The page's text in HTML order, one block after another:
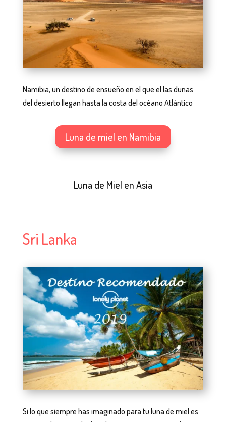
Namibia, un destino de ensueño en el que el las dunas
del desierto llegan hasta la costa del océano Atlántico
Luna de miel en Namibia
Luna de Miel en Asia
Sri Lanka
Si lo que siempre has imaginado para tu luna de miel es